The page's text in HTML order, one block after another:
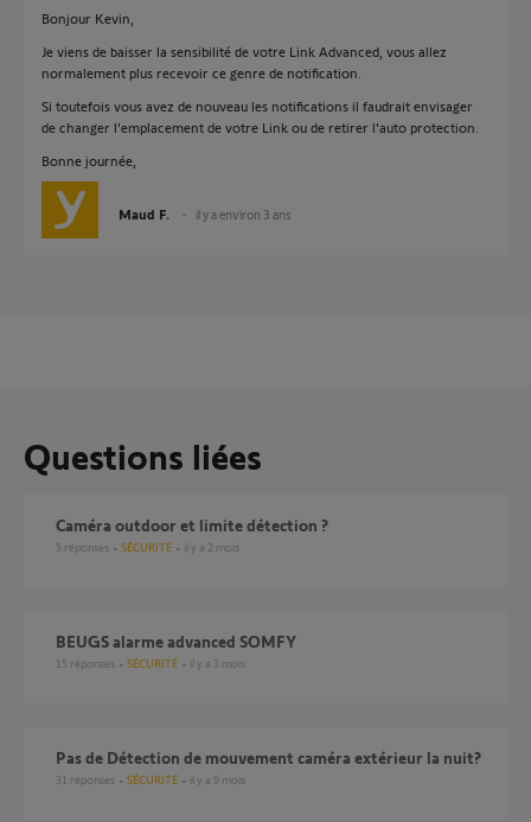
Bonjour Kevin,
Je viens de baisser la sensibilité de votre Link Advanced, vous allez
normalement plus recevoir ce genre de notification.
Si toutefois vous avez de nouveau les notifications il faudrait envisager
de changer l'emplacement de votre Link ou de retirer l'auto protection.
Bonne journée,
Maud F. il y a environ 3 ans
Questions liées
Caméra outdoor et limite détection ?
5 réponses SÉCURITÉ il y a 2 mois
BEUGS alarme advanced SOMFY
15 réponses SÉCURITÉ il y a 3 mois
Pas de Détection de mouvement caméra extérieur la nuit?
31 réponses SÉCURITÉ il y a 9 mois